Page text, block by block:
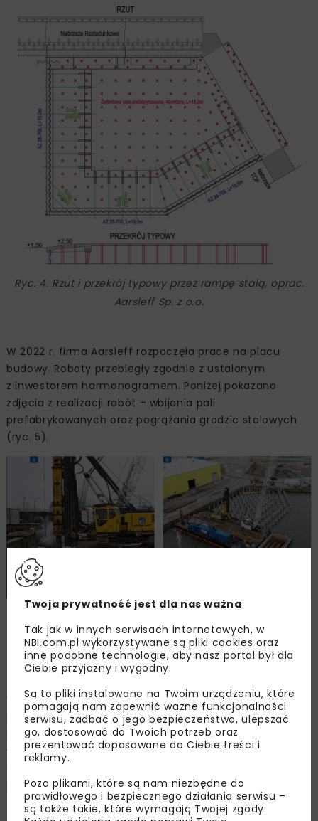
Ryc. 4. Rzut i przekrój typowy przez rampę stałą, oprac.
Aarsleff Sp. z o.o.
W 2022 r. firma Aarsleff rozpoczęła prace na placu
budowy. Roboty przebiegły zgodnie z ustalonym
z inwestorem harmonogramem. Poniżej pokazano
zdjęcia z realizacji robót – wbijania pali
prefabrykowanych oraz pogrążania grodzic stalowych
(ryc. 5).
Ryc. 5. Budowa rampy stałej: a – wbijanie pali
prefabrykowanych, b – pogrążanie grodzic stalowych,
fot. Aarsleff Sp. z o.o.
W 2023 r. inwestycja została zakończona. Po wykonanej
przez firmę Aarsleff przebudowie nabrzeża
Rozładunkowego oraz budowie nowej rampy stałej
w narożniku Basenu Atlantyckiego stanowisko
do przyjmowania statków typu ro-ro osiągnęło
parametry:
długość cumowanych jednostek ro-ro 218 m
Twoja prywatność jest dla nas ważna
Tak jak w innych serwisach internetowych, w
NBI.com.pl wykorzystywane są pliki cookies oraz
inne podobne technologie, aby nasz portal był dla
Ciebie przyjazny i wygodny.
Są to pliki instalowane na Twoim urządzeniu, które
pomagają nam zapewnić ważne funkcjonalności
serwisu, zadbać o jego bezpieczeństwo, ulepszać
go, dostosować do Twoich potrzeb oraz
prezentować dopasowane do Ciebie treści i
reklamy.
Poza plikami, które są nam niezbędne do
prawidłowego i bezpiecznego działania serwisu –
są także takie, które wymagają Twojej zgody.